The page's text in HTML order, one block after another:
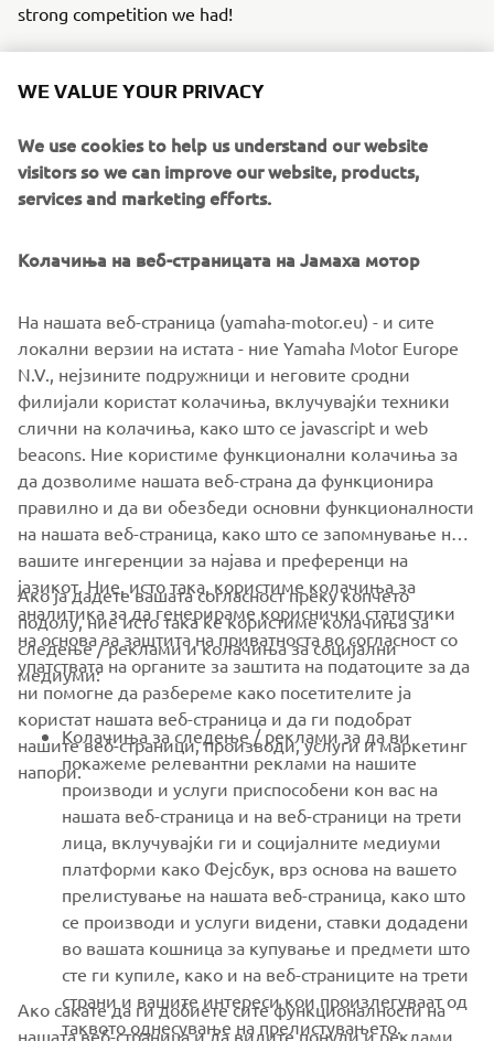
strong competition we had!
Such a Kando experience every time I get the opportunity
to race with Yamaha and my friends!
of deep satisfaction and intense excitement that we
experience when we encounter something of exceptional
value.
©Yamaha Motor Europe N.V. / Yamaha Motor Co., Ltd.
The information and/or imagery on these webpages may
never be used for commercial or non-commercial
purposes without the explicit written consent of Yamaha
Motor Europe N.V. and/or Yamaha Motor Co., Ltd.
Always ride in a safe manner and obey all local road laws.
CORPORATE
FOR BUSINESS
MORE YAMAHA
SUPPORT
NEWSLETTER
Be the first one to learn about latest deals, special events, new
releases and much more
WE VALUE YOUR PRIVACY
We use cookies to help us understand our website
visitors so we can improve our website, products,
services and marketing efforts.
Колачиња на веб-страницата на Јамаха мотор
На нашата веб-страница (yamaha-motor.eu) - и сите
локални верзии на истата - ние Yamaha Motor Europe
N.V., нејзините подружници и неговите сродни
филијали користат колачиња, вклучувајќи техники
слични на колачиња, како што се javascript и web
beacons. Ние користиме функционални колачиња за
да дозволиме нашата веб-страна да функционира
правилно и да ви обезбеди основни функционалности
на нашата веб-страница, како што се запомнување на
вашите ингеренции за најава и преференци на
јазикот. Ние, исто така, користиме колачиња за
аналитика за да генерираме кориснички статистики
на основа за заштита на приватноста во согласност со
упатствата на органите за заштита на податоците за да
ни помогне да разбереме како посетителите ја
користат нашата веб-страница и да ги подобрат
нашите веб-страници, производи, услуги и маркетинг
напори.
Ако ја дадете вашата согласност преку копчето
подолу, ние исто така ќе користиме колачиња за
следење / реклами и колачиња за социјални
медиуми:
Колачиња за следење / реклами за да ви
покажеме релевантни реклами на нашите
производи и услуги приспособени кон вас на
нашата веб-страница и на веб-страници на трети
лица, вклучувајќи ги и социјалните медиуми
платформи како Фејсбук, врз основа на вашето
прелистување на нашата веб-страница, како што
се производи и услуги видени, ставки додадени
во вашата кошница за купување и предмети што
сте ги купиле, како и на веб-страниците на трети
страни и вашите интереси кои произлегуваат од
таквото однесување на прелистувањето.
Ако сакате да ги добиете сите функционалности на
нашата веб-страница и да видите понуди и реклами